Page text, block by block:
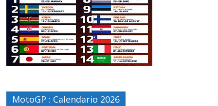
MotoGP : Calendario 2026